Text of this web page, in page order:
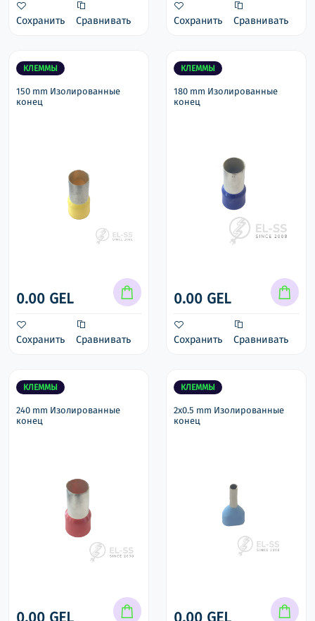
Сохранить Сравнивать Сохранить Сравнивать
КЛЕММЫ
150 mm Изолированные
конец
0.00 GEL
Сохранить Сравнивать
КЛЕММЫ
180 mm Изолированные
конец
0.00 GEL
Сохранить Сравнивать
КЛЕММЫ
240 mm Изолированные
конец
КЛЕММЫ
2x0.5 mm Изолированные
конец